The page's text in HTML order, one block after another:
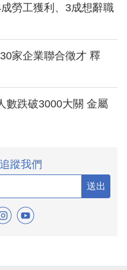
勞工獲利、3成想辭職
家企業聯合徵才 釋
數跌破3000大關 金屬
蹤我們
送出